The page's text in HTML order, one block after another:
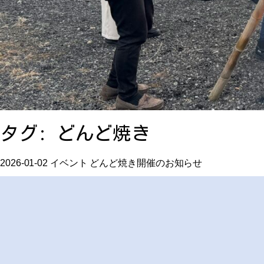
タグ: どんど焼き
2026-01-02 イベント どんど焼き開催のお知らせ